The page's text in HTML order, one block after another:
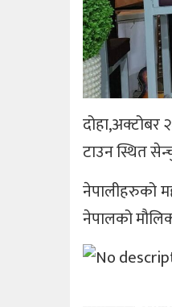
दोहा,अक्टोबर
टाउन स्थित
नेपालीहरुको
नेपालको